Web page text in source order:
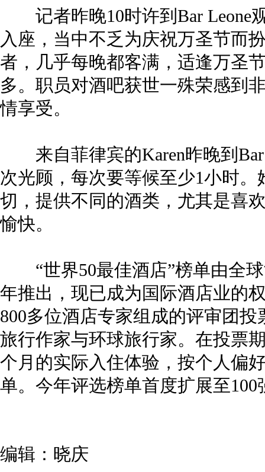
记者昨晚10时许到Bar Leone
入座，当中不乏为庆祝万圣节而
者，几乎每晚都客满，适逢万圣
多。职员对酒吧获世一殊荣感到
情享受。
来自菲律宾的Karen昨晚到Bar
次光顾，每次要等候至少1小时
切，提供不同的酒类，尤其是喜
愉快。
“世界50最佳酒店”榜单由全球
年推出，现已成为国际酒店业的
800多位酒店专家组成的评审团
旅行作家与环球旅行家。在投票
个月的实际入住体验，按个人偏
单。今年评选榜单首度扩展至100
编辑：晓庆